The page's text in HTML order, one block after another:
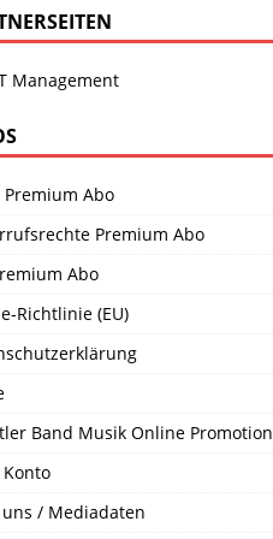
Management
Premium Abo
Premium Abo
Abo
Richtlinie (EU)
Band Musik Online Promotion
/ Mediadaten